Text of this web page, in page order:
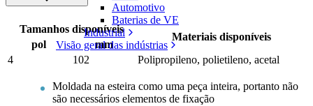
Automotivo
Baterias de VE
Industrial
Visão geral das indústrias
Tamanhos disponíveis
Materiais disponíveis
pol
mm
4
102 Polipropileno, polietileno, acetal
Moldada na esteira como uma peça inteira, portanto não
são necessários elementos de fixação